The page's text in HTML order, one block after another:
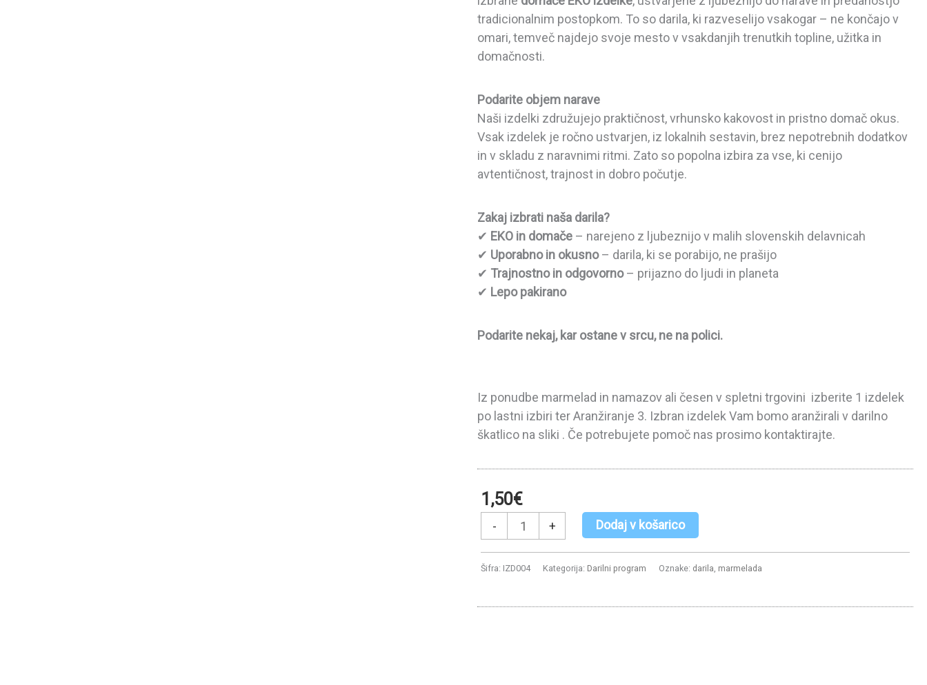
tradicionalnim postopkom. To so darila, ki razveselijo vsakogar – ne končajo v
omari, temveč najdejo svoje mesto v vsakdanjih trenutkih topline, užitka in
domačnosti.
Podarite objem narave
Naši izdelki združujejo praktičnost, vrhunsko kakovost in pristno domač okus.
Vsak izdelek je ročno ustvarjen, iz lokalnih sestavin, brez nepotrebnih dodatkov
in v skladu z naravnimi ritmi. Zato so popolna izbira za vse, ki cenijo
avtentičnost, trajnost in dobro počutje.
Zakaj izbrati naša darila?
✔ EKO in domače – narejeno z ljubeznijo v malih slovenskih delavnicah
✔ Uporabno in okusno– darila, ki se porabijo, ne prašijo
✔ Trajnostno in odgovorno– prijazno do ljudi in planeta
✔ Lepo pakirano
Podarite nekaj, kar ostane v srcu, ne na polici.
Iz ponudbe marmelad in namazov ali česen v spletni trgovini izberite 1 izdelek
po lastni izbiri ter Aranžiranje 3. Izbran izdelek Vam bomo aranžirali v darilno
škatlico na sliki . Če potrebujete pomoč nas prosimo kontaktirajte.
1,50€
-
Aranžiranje
3
+ Dodaj v košarico
Šifra: IZD004 Kategorija: Darilni program Oznake: darila marmelada